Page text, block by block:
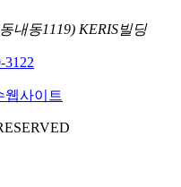
내동1119) KERIS빌딩
3122